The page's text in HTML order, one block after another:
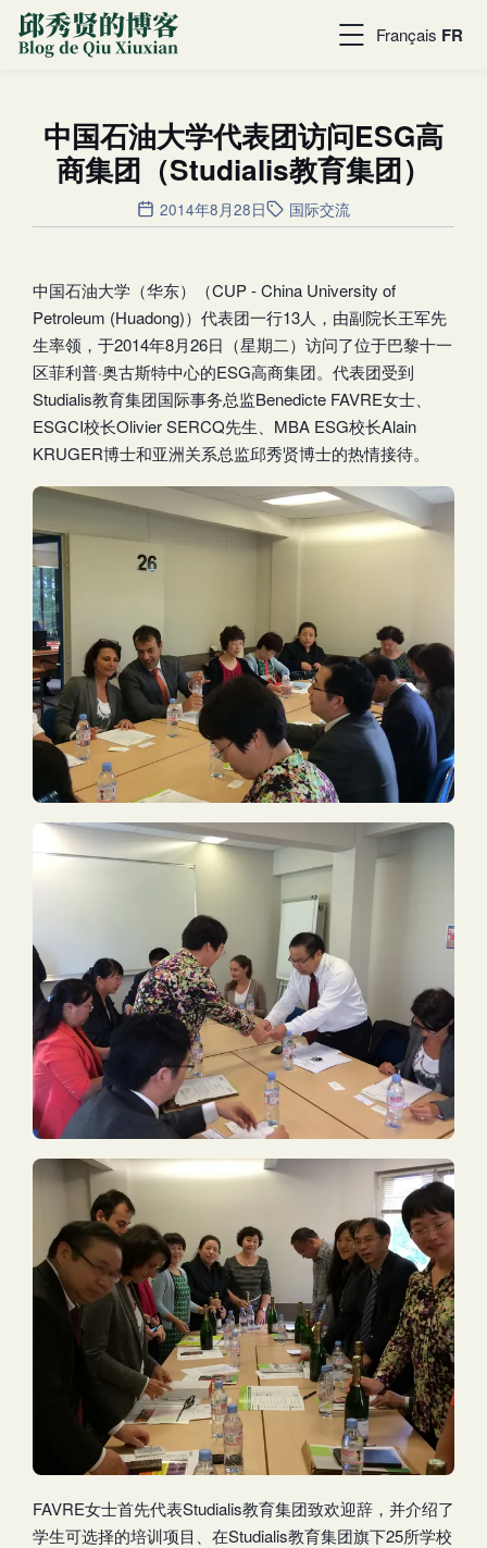
Français FR
中国石油大学代表团访问ESG高
商集团（Studialis教育集团）
2014年8月28日 国际交流
中国石油大学（华东）（CUP - China University of
Petroleum (Huadong)）代表团一行13人，由副院长王军先
生率领，于2014年8月26日（星期二）访问了位于巴黎十一
区菲利普·奥古斯特中心的ESG高商集团。代表团受到
Studialis教育集团国际事务总监Benedicte FAVRE女士、
ESGCI校长Olivier SERCQ先生、MBA ESG校长Alain
KRUGER博士和亚洲关系总监邱秀贤博士的热情接待。
FAVRE女士首先代表Studialis教育集团致欢迎辞，并介绍了
学生可选择的培训项目、在Studialis教育集团旗下25所学校